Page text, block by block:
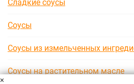
Сладкие соусы
Соусы
Соусы из измельченных
Соусы на растительном масле
×